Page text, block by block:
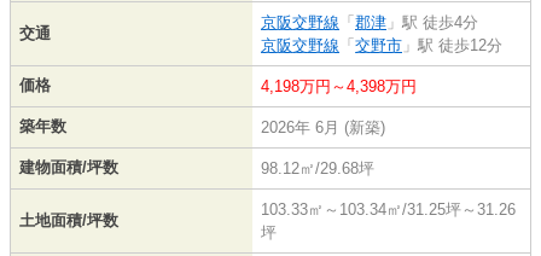
交通
京阪交野線 「 郡津 」駅 徒歩4分
京阪交野線 「 交野市 」駅 徒歩12分
価格 4,198万円～4,398万円
築年数 2026年 6月 (新築)
建物面積/坪数 98.12㎡/29.68坪
土地面積/坪数
103.33㎡～103.34㎡/31.25坪～31.26
坪